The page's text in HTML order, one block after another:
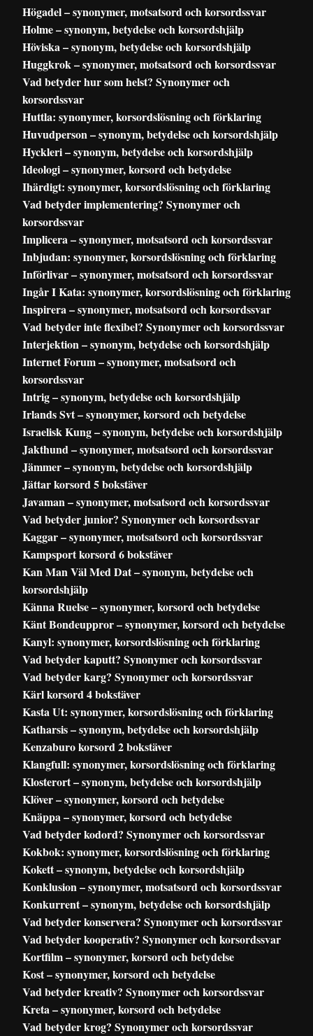
Högadel – synonymer, motsatsord och korsordssvar
Holme – synonym, betydelse och korsordshjälp
Höviska – synonym, betydelse och korsordshjälp
Huggkrok – synonymer, motsatsord och korsordssvar
Vad betyder hur som helst? Synonymer och
korsordssvar
Huttla: synonymer, korsordslösning och förklaring
Huvudperson – synonym, betydelse och korsordshjälp
Hyckleri – synonym, betydelse och korsordshjälp
Ideologi – synonymer, korsord och betydelse
Ihärdigt: synonymer, korsordslösning och förklaring
Vad betyder implementering? Synonymer och
korsordssvar
Implicera – synonymer, motsatsord och korsordssvar
Inbjudan: synonymer, korsordslösning och förklaring
Införlivar – synonymer, motsatsord och korsordssvar
Ingår I Kata: synonymer, korsordslösning och förklaring
Inspirera – synonymer, motsatsord och korsordssvar
Vad betyder inte flexibel? Synonymer och korsordssvar
Interjektion – synonym, betydelse och korsordshjälp
Internet Forum – synonymer, motsatsord och
korsordssvar
Intrig – synonym, betydelse och korsordshjälp
Irlands Svt – synonymer, korsord och betydelse
Israelisk Kung – synonym, betydelse och korsordshjälp
Jakthund – synonymer, motsatsord och korsordssvar
Jämmer – synonym, betydelse och korsordshjälp
Jättar korsord 5 bokstäver
Javaman – synonymer, motsatsord och korsordssvar
Vad betyder junior? Synonymer och korsordssvar
Kaggar – synonymer, motsatsord och korsordssvar
Kampsport korsord 6 bokstäver
Kan Man Väl Med Dat – synonym, betydelse och
korsordshjälp
Känna Ruelse – synonymer, korsord och betydelse
Känt Bondeuppror – synonymer, korsord och betydelse
Kanyl: synonymer, korsordslösning och förklaring
Vad betyder kaputt? Synonymer och korsordssvar
Vad betyder karg? Synonymer och korsordssvar
Kärl korsord 4 bokstäver
Kasta Ut: synonymer, korsordslösning och förklaring
Katharsis – synonym, betydelse och korsordshjälp
Kenzaburo korsord 2 bokstäver
Klangfull: synonymer, korsordslösning och förklaring
Klosterort – synonym, betydelse och korsordshjälp
Klöver – synonymer, korsord och betydelse
Knäppa – synonymer, korsord och betydelse
Vad betyder kodord? Synonymer och korsordssvar
Kokbok: synonymer, korsordslösning och förklaring
Kokett – synonym, betydelse och korsordshjälp
Konklusion – synonymer, motsatsord och korsordssvar
Konkurrent – synonym, betydelse och korsordshjälp
Vad betyder konservera? Synonymer och korsordssvar
Vad betyder kooperativ? Synonymer och korsordssvar
Kortfilm – synonymer, korsord och betydelse
Kost – synonymer, korsord och betydelse
Vad betyder kreativ? Synonymer och korsordssvar
Kreta – synonymer, korsord och betydelse
Vad betyder krog? Synonymer och korsordssvar